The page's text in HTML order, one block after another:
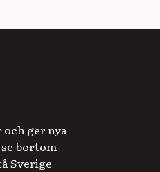
ger nya
bortom
Sverige